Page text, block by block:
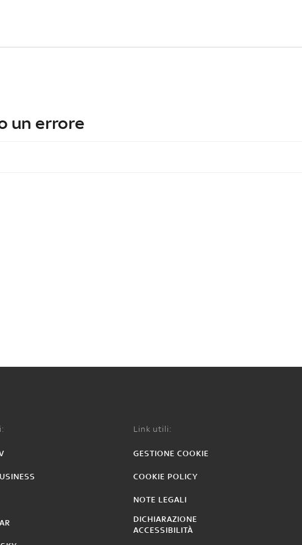
un errore
Link utili:
GESTIONE COOKIE
COOKIE POLICY
NOTE LEGALI
DICHIARAZIONE
ACCESSIBILITÀ